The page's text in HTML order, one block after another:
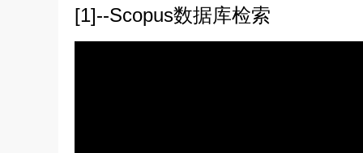
[1]--Scopus数据库检索